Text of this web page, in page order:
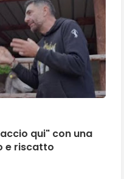
qui" con una
e riscatto